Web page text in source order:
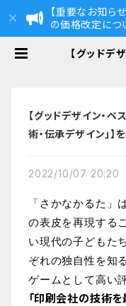
【重要なお知ら
の価格改定につ
【グッドデ
【グッドデザイン・ベ
術・伝承デザイン」】
2022/10/07 20:20
「さかなかるた」
の表皮を再現する
い現代の子どもた
ぞれの独自性を知
ゲームとして高い
「印刷会社の技術